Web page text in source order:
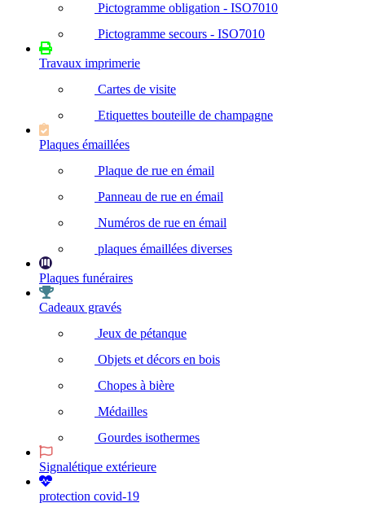
Pictogramme obligation - ISO7010
Pictogramme secours - ISO7010
Travaux imprimerie
Cartes de visite
Etiquettes bouteille de champagne
Plaques émaillées
Plaque de rue en émail
Panneau de rue en émail
Numéros de rue en émail
plaques émaillées diverses
Plaques funéraires
Cadeaux gravés
Jeux de pétanque
Objets et décors en bois
Chopes à bière
Médailles
Gourdes isothermes
Signalétique extérieure
protection covid-19